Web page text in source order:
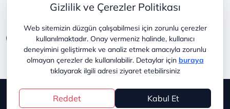
Gizlilik ve Çerezler Politikası
Web sitemizin düzgün çalışabilmesi için zorunlu çerezler
kullanılmaktadır. Onay vermeniz halinde, kullanıcı
deneyimini geliştirmek ve analiz etmek amacıyla zorunlu
olmayan çerezler de kullanılabilir. Detaylar için buraya
tıklayarak ilgili adresi ziyaret etebilirsiniz
Reddet Kabul Et
Tüm öneri ve şikayetleriniz için
Copyright © 2025